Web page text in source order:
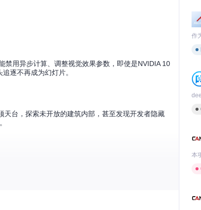
用异步计算、调整视觉效果参数，即使是NVIDIA 10
逐不再成为幻灯片。
台，探索未开放的建筑内部，甚至发现开发者隐藏
钟的等待时间。对于需要反复测试模组或频繁加载存